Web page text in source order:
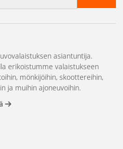
punainen valo. Punainen valo
metsästyksessä ja
malleissa on
valoa automaattisesti, kun
ladattavat otsavalot ovat
mallit useimmilla käyttäjillä.
Kysymyksiä?
asiantuntija.
erikoistumme valaistukseen
mönkijöihin, skoottereihin,
ja muihin ajoneuvoihin.